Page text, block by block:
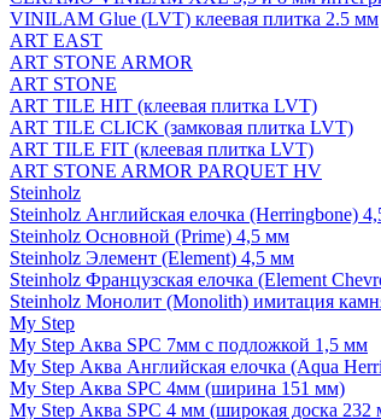
VINILAM Glue (LVT) клеевая плитка 2.5 мм
ART EAST
ART STONE ARMOR
ART STONE
ART TILE HIT (клеевая плитка LVT)
ART TILE CLICK (замковая плитка LVT)
ART TILE FIT (клеевая плитка LVT)
ART STONE ARMOR PARQUET HV
Steinholz
Steinholz Английская елочка (Herringbone)
Steinholz Основной (Prime) 4,5 мм
Steinholz Элемент (Element) 4,5 мм
Steinholz Французская елочка (Element
Steinholz Монолит (Monolith) имитация
My Step
My Step Аква SPC 7мм c подложкой 1,5 мм
My Step Аква Английская елочка (Aqua
My Step Аква SPC 4мм (ширина 151 мм)
My Step Аква SPC 4 мм (широкая доска 232